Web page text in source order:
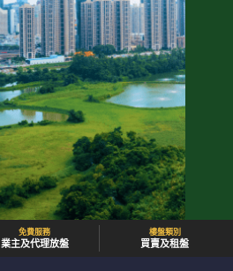
免費服務
業主及代理放盤
樓盤類別
買賣及租盤